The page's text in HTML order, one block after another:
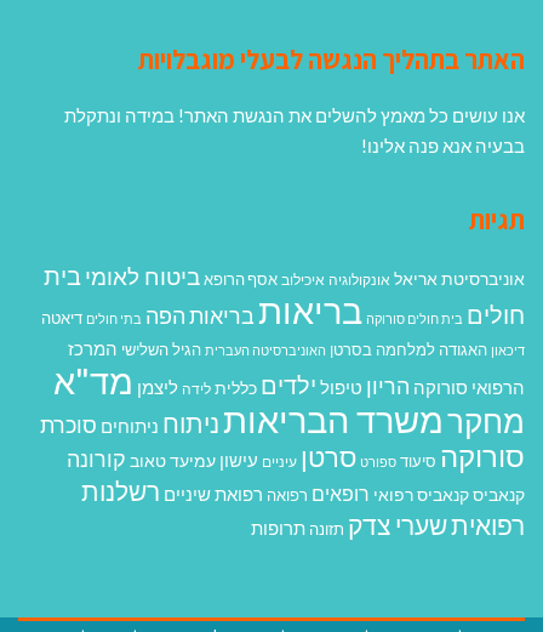
האתר בתהליך הנגשה לבעלי מוגבלויות
אנו עושים כל מאמץ להשלים את הנגשת האתר! במידה ונתקלת
בבעיה אנא פנה אלינו!
תגיות
אוניברסיטת אריאל אונקולוגיה איכילוב אסף הרופא ביטוח לאומיבית
חולים בית חולים סורוקה בריאותבריאות הפה בתי חולים דיאטה
דיכאון האגודה למלחמה בסרטן האוניברסיטה העברית הגיל השלישי המרכז
הרפואי סורוקה הריון טיפול ילדים כללית לידה ליצמן מד"א
מחקרמשרד הבריאותניתוח ניתוחים סוכרת
סורוקה סיעוד ספורט סרטן עיניים עישון עמיעד טאוב קורונה
קנאביסקנאביס רפואי רופאים רפואה רפואת שיניים רשלנות
רפואיתשערי צדק תזונה תרופות